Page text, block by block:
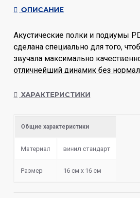
ОПИСАНИЕ
Акустические полки и подиумы
сделана специально для того,
звучала максимально
отличнейший динамик без
случаях происходит акустическое
И остаются только средние
невнятный звук.
ХАРАКТЕРИСТИКИ
Общие характеристики
Материал винил стандарт
Размер 16 см х 16 см